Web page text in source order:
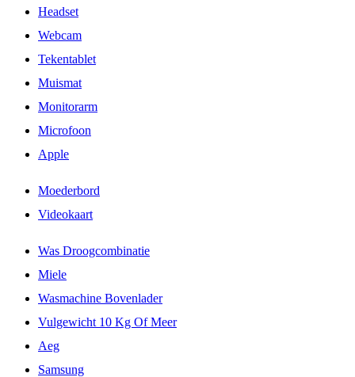
Headset
Webcam
Tekentablet
Muismat
Monitorarm
Microfoon
Apple
Moederbord
Videokaart
Was Droogcombinatie
Miele
Wasmachine Bovenlader
Vulgewicht 10 Kg Of Meer
Aeg
Samsung